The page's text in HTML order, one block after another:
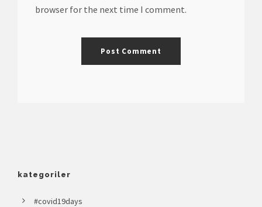
browser for the next time I comment.
kategoriler
#covid19days